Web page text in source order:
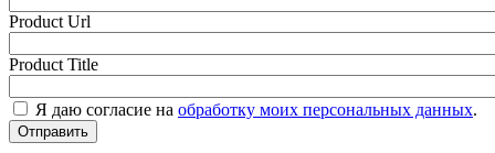
Product Url
Product Title
Я даю согласие на обработку моих персональных данных.
Отправить